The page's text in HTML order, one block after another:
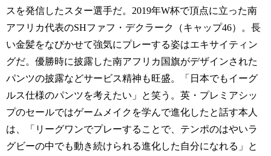
スを発信したスター選手だ。2019年W杯で頂点に立った南
アフリカ代表のSHファフ・デクラーク（キャップ46）。長
い金髪をなびかせて強気にプレーする姿はエキサイティン
グだ。優勝時に披露した南アフリカ国旗がデザインされた
パンツの披露などサービス精神も旺盛。「日本でもイーグ
ルス仕様のパンツを考えたい」と笑う。英・プレミアシッ
プのセールではゲームメイクを学んで進化したと話す本人
は、「リーグワンでプレーすることで、テンポのはやいラ
グビーの中でも動き続けられる進化した自分になれる」と